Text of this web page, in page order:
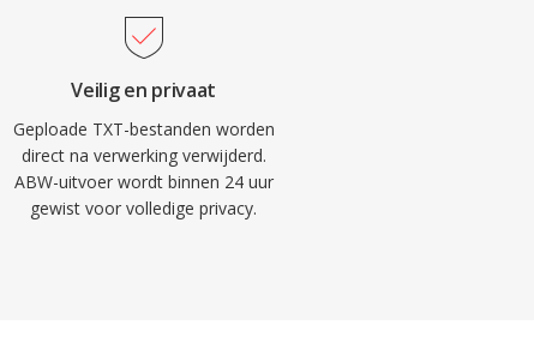
Veilig en privaat
Geploade TXT-bestanden worden
direct na verwerking verwijderd.
ABW-uitvoer wordt binnen 24 uur
gewist voor volledige privacy.